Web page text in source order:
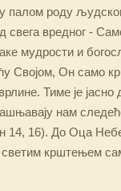
палом роду
свега вредног -
мудрости и
Својом, Он само
Тиме је јасно
нам
14, 16). До Оца
крштењем